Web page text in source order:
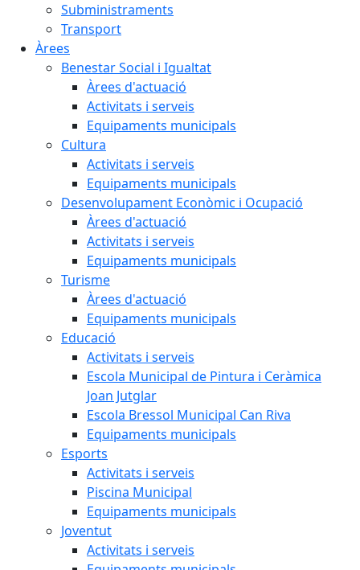
Subministraments
Transport
Àrees
Benestar Social i Igualtat
Àrees d'actuació
Activitats i serveis
Equipaments municipals
Cultura
Activitats i serveis
Equipaments municipals
Desenvolupament Econòmic i Ocupació
Àrees d'actuació
Activitats i serveis
Equipaments municipals
Turisme
Àrees d'actuació
Equipaments municipals
Educació
Activitats i serveis
Escola Municipal de Pintura i Ceràmica
Joan Jutglar
Escola Bressol Municipal Can Riva
Equipaments municipals
Esports
Activitats i serveis
Piscina Municipal
Equipaments municipals
Joventut
Activitats i serveis